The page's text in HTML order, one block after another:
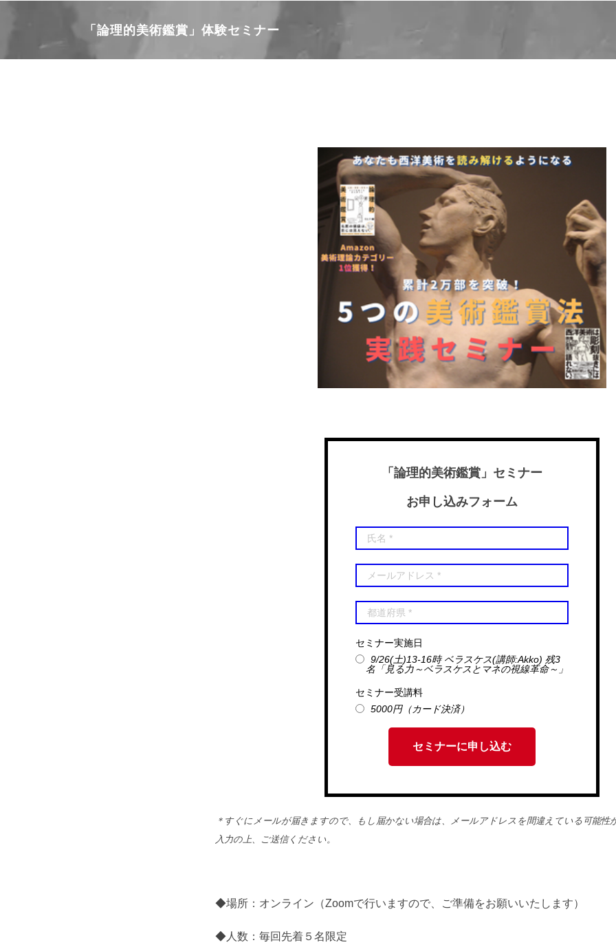
「論理的美術鑑賞」体験セミナー
「論理的美術鑑賞」セミナー
お申し込みフォーム
セミナー実施日
9/26(土)13-16時 ベラスケス(講師:Akko) 残3
名「見る力～ベラスケスとマネの視線革命～」
セミナー受講料
5000円（カード決済）
セミナーに申し込む
＊すぐにメールが届きますので、もし届かない場合は、メールアドレスを間違えている可能性
入力の上、ご送信ください。
◆場所：オンライン（Zoomで行いますので、ご準備をお願いいたします）
◆人数：毎回先着５名限定